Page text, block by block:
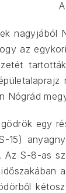
az
Nógrád
egy
Az S-8-as